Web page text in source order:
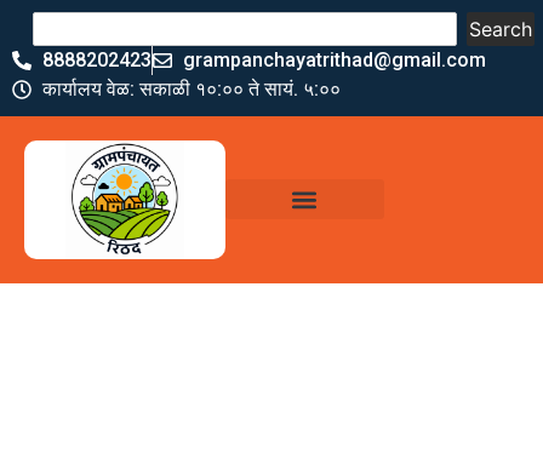
Search
8888202423
grampanchayatrithad@gmail.com
कार्यालय वेळ: सकाळी १०:०० ते सायं. ५:००